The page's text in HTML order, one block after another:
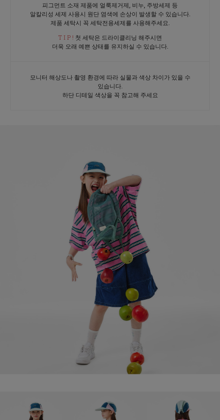
피그먼트 소재 제품에 얼룩제거제, 비누, 주방세제 등
알칼리성 세제 사용시 원단 염색에 손상이 발생할 수 있습니다.
제품 세탁시 꼭 세탁전용세제를 사용해주세요.
T I P ! 첫 세탁은 드라이클리닝 해주시면
더욱 오래 예쁜 상태를 유지하실 수 있습니다.
모니터 해상도나 촬영 환경에 따라 실물과 색상 차이가 있을 수
있습니다.
하단 디테일 색상을 꼭 참고해 주세요